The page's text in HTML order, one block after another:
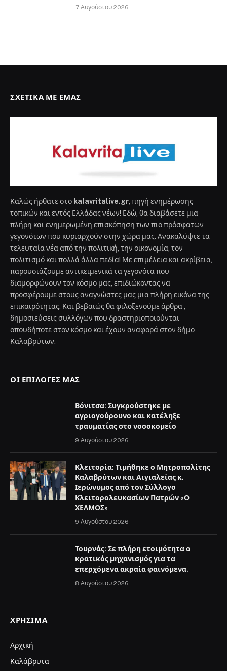
7 Αυγούστου 2026
ΣΧΕΤΙΚΆ ΜΕ ΕΜΆΣ
Καλώς ήρθατε στο kalavritalive.gr, πηγή ενημέρωσης
τοπικών και εντός Ελλάδας νέων! Εδώ, θα διαβάσετε μια
πλήρη και ενημερωμένη επισκόπηση των πιο πρόσφατων
γεγονότων που κυριαρχούν στην χώρα μας. Ανακαλύψτε τα
τελευταία νέα από την πολιτική, την οικονομία, τον
πολιτισμό και πολλά άλλα πεδία! Με επιμέλεια και ακρίβεια,
παρουσιάζουμε αντικειμενικά τα γεγονότα που
διαμορφώνουν τον κόσμο μας, επιδιώκοντας να
προσφέρουμε στους αναγνώστες μας μια πλήρη εικόνα της
επικαιρότητας. Και βεβαιώς θα φιλοξενούμε άρθρα ,
δημοσιεύσεις συλλόγων που δραστηριοποιούνται
οπουδήποτε στον κόσμο και έχουν αναφορά στον δήμο
Καλαβρύτων.
ΟΙ ΕΠΙΛΟΓΈΣ ΜΑΣ
Βόνιτσα: Συγκρούστηκε με
αγριογούρουνο και κατέληξε
τραυματίας στο νοσοκομείο
9 Αυγούστου 2026
Κλειτορία: Τιμήθηκε ο Μητροπολίτης
Καλαβρύτων και Αιγιαλείας κ.
Ιερώνυμος από τον Σύλλογο
Κλειτορολευκασίων Πατρών «Ο
ΧΕΛΜΟΣ»
9 Αυγούστου 2026
Τουρνάς: Σε πλήρη ετοιμότητα ο
κρατικός μηχανισμός για τα
επερχόμενα ακραία φαινόμενα.
8 Αυγούστου 2026
ΧΡΉΣΙΜΑ
Αρχική
Καλάβρυτα